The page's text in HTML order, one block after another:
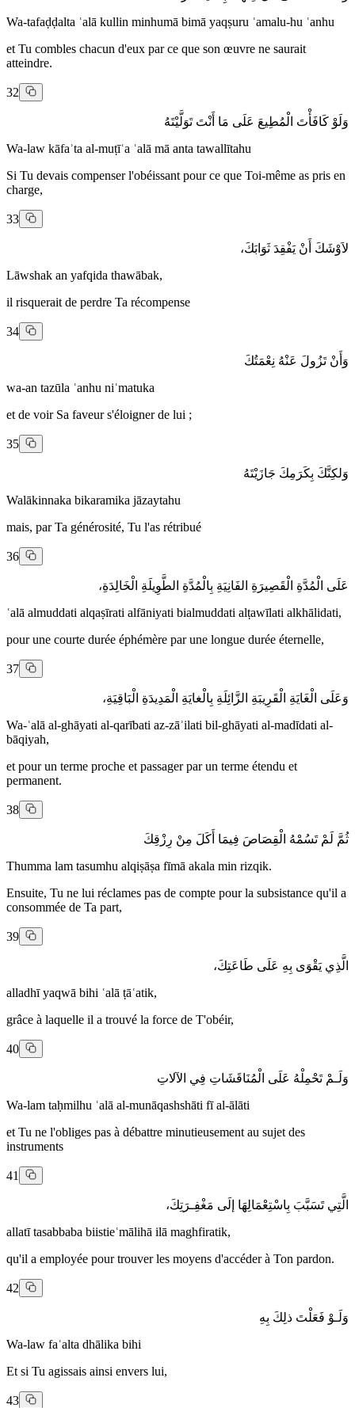
Wa-tafaḍḍalta ʿalā kullin minhumā bimā yaqṣuru ʿamalu-hu ʿanhu
et Tu combles chacun d'eux par ce que son œuvre ne saurait
atteindre.
32
وَلَوْ كَافَأْتَ الْمُطِيعَ عَلَى مَا أَنْتَ تَوَلَّيْتَهُ
Wa-law kāfaʾta al-muṭīʿa ʿalā mā anta tawallītahu
Si Tu devais compenser l'obéissant pour ce que Toi-même as pris en
charge,
33
لاَوْشَكَ أَنْ يَفْقِدَ ثَوَابَكَ،
Lāwshak an yafqida thawābak,
il risquerait de perdre Ta récompense
34
وَأَنْ تَزُولَ عَنْهُ نِعْمَتُكَ
wa-an tazūla ʿanhu niʿmatuka
et de voir Sa faveur s'éloigner de lui ;
35
وَلكِنَّكَ بِكَرَمِكَ جَازَيْتَهُ
Walākinnaka bikaramika jāzaytahu
mais, par Ta générosité, Tu l'as rétribué
36
عَلَى الْمُدَّةِ الْقَصِيرَةِ الفَانِيَةِ بِالْمُدَّةِ الطَّوِيلَةِ الْخَالِدَةِ،
ʿalā almuddati alqaṣīrati alfāniyati bialmuddati alṭawīlati alkhālidati,
pour une courte durée éphémère par une longue durée éternelle,
37
وَعَلَى الْغَايَةِ الْقَرِيبَةِ الزَّائِلَةِ بِالْغايَةِ الْمَدِيدَةِ الْبَاقِيَةِ،
Wa-ʿalā al-ghāyati al-qarībati az-zāʾilati bil-ghāyati al-madīdati al-
bāqiyah,
et pour un terme proche et passager par un terme étendu et
permanent.
38
ثُمَّ لَمْ تَسُمْهُ الْقِصَاصَ فِيمَا أَكَلَ مِنْ رِزْقِكَ
Thumma lam tasumhu alqiṣāṣa fīmā akala min rizqik.
Ensuite, Tu ne lui réclames pas de compte pour la subsistance qu'il a
consommée de Ta part,
39
الَّذِي يَقْوَى بِهِ عَلَى طَاعَتِكَ،
alladhī yaqwā bihi ʿalā ṭāʿatik,
grâce à laquelle il a trouvé la force de T'obéir,
40
وَلَـمْ تَحْمِلْهُ عَلَى الْمُنَاقَشَاتِ فِي الآلاتِ
Wa-lam taḥmilhu ʿalā al-munāqashshāti fī al-ālāti
et Tu ne l'obliges pas à débattre minutieusement au sujet des
instruments
41
الَّتِي تَسَبَّبَ بِاسْتِعْمَالِهَا إلَى مَغْفِـرَتِكَ،
allatī tasabbaba biistieʿmālihā ilā maghfiratik,
qu'il a employée pour trouver les moyens d'accéder à Ton pardon.
42
وَلَـوْ فَعَلْتَ ذلِكَ بِهِ
Wa-law faʿalta dhālika bihi
Et si Tu agissais ainsi envers lui,
43